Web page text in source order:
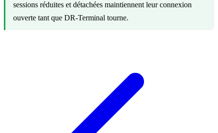
sessions réduites et détachées maintiennent leur connexion
ouverte tant que DR-Terminal tourne.